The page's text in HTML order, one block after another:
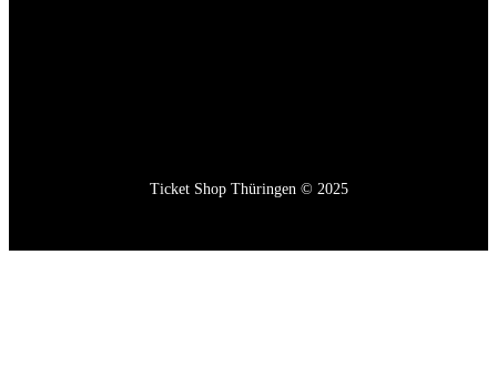
Ticket Shop Thüringen © 2025